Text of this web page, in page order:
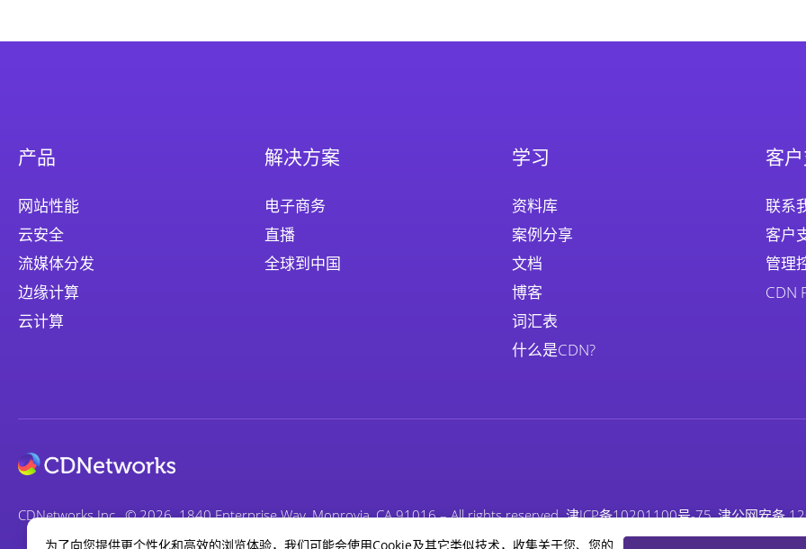
产品
网站性能
云安全
流媒体分发
边缘计算
云计算
解决方案
电子商务
直播
全球到中国
学习
资料库
案例分享
文档
博客
词汇表
什么是CDN?
客
联系
客户
管理
CDN
CDNetworks Inc., © 2026. 1840 Enterprise Way, Monrovia, CA 91016 – All rights reserved. 津ICP备10201100号-75, 津公网安备
为了向您提供更个性化和高效的浏览体验，我们可能会使用Cookie及其它类似技术，收集关于您、您的